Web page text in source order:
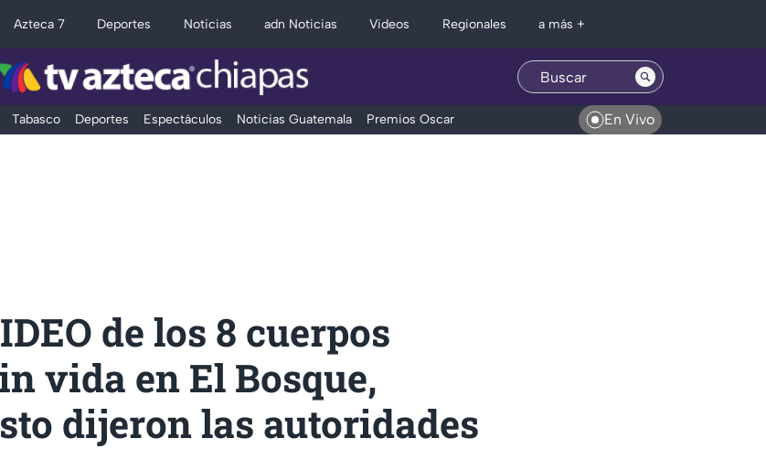
Azteca 7 Deportes Noticias adn Noticias Videos Regionales a más +
Tabasco Deportes Espectáculos Noticias Guatemala Premios Oscar En Vivo
de los 8 cuerpos
vida en El Bosque,
dijeron las autoridades